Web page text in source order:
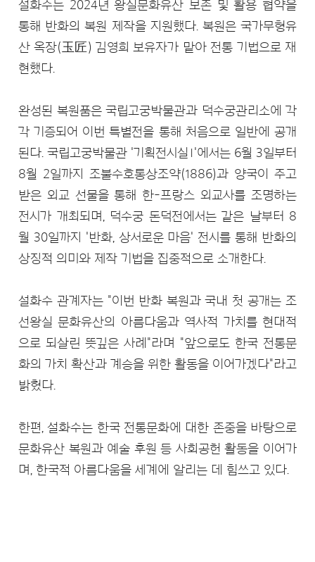
설화수는 2024년 왕실문화유산 보존 및 활용 협약을
통해 반화의 복원 제작을 지원했다. 복원은 국가무형유
산 옥장(玉匠) 김영희 보유자가 맡아 전통 기법으로 재
현했다.
완성된 복원품은 국립고궁박물관과 덕수궁관리소에 각
각 기증되어 이번 특별전을 통해 처음으로 일반에 공개
된다. 국립고궁박물관 '기획전시실Ⅰ'에서는 6월 3일부터
8월 2일까지 조불수호통상조약(1886)과 양국이 주고
받은 외교 선물을 통해 한-프랑스 외교사를 조명하는
전시가 개최되며, 덕수궁 돈덕전에서는 같은 날부터 8
월 30일까지 '반화, 상서로운 마음' 전시를 통해 반화의
상징적 의미와 제작 기법을 집중적으로 소개한다.
설화수 관계자는 "이번 반화 복원과 국내 첫 공개는 조
선왕실 문화유산의 아름다움과 역사적 가치를 현대적
으로 되살린 뜻깊은 사례"라며 "앞으로도 한국 전통문
화의 가치 확산과 계승을 위한 활동을 이어가겠다"라고
밝혔다.
한편, 설화수는 한국 전통문화에 대한 존중을 바탕으로
문화유산 복원과 예술 후원 등 사회공헌 활동을 이어가
며, 한국적 아름다움을 세계에 알리는 데 힘쓰고 있다.